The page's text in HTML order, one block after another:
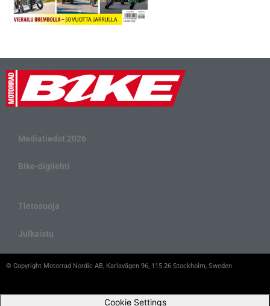
Mediatiedot 2026
Bike-digilehti
Tietosuoja
Julkaistu
© Copyright Motorrad Nordic AB, Karlavägen 96, 115 26 Stockholm, Sweden
Cookie Settings